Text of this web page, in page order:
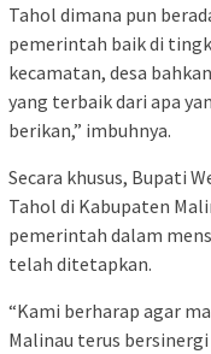
Tahol dimana pun
pemerintah baik di
kecamatan, desa
yang terbaik dari apa
berikan,” imbuhnya.
Secara khusus, Bupati
Tahol di Kabupaten
pemerintah dalam
telah ditetapkan.
“Kami berharap agar
Malinau terus